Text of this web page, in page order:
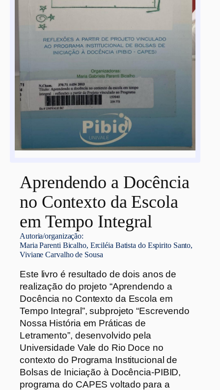
Aprendendo a Docência
no Contexto da Escola
em Tempo Integral
Autoria/organização:
Maria Parenti Bicalho, Erciléia Batista do Espirito Santo,
Viviane Carvalho de Sousa
Este livro é resultado de dois anos de
realização do projeto “Aprendendo a
Docência no Contexto da Escola em
Tempo Integral”, subprojeto “Escrevendo
Nossa História em Práticas de
Letramento”, desenvolvido pela
Universidade Vale do Rio Doce no
contexto do Programa Institucional de
Bolsas de Iniciação à Docência-PIBID,
programa do CAPES voltado para a